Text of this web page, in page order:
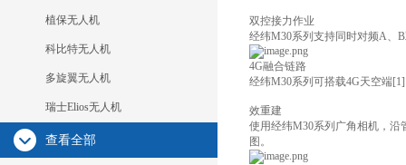
植保无人机
科比特无人机
多旋翼无人机
瑞士Elios无人机
查看全部
双控接力作业
经纬M30系列支持同时对频A、
4G融合链路
经纬M30系列可搭载4G天空端
效重建
使用经纬M30系列广角相机，沿
图。